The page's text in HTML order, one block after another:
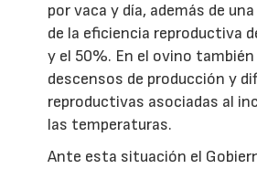
por vaca y día, además de
de la eficiencia reproductiva
y el 50%. En el ovino
descensos de producción y
reproductivas asociadas al
las temperaturas.
Ante esta situación el